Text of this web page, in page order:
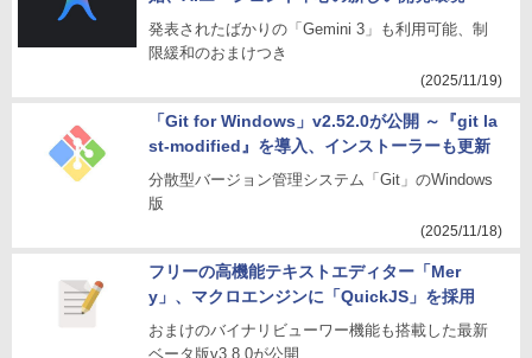
発表されたばかりの「Gemini 3」も利用可能、制
限緩和のおまけつき
(2025/11/19)
「Git for Windows」v2.52.0が公開 ～『git la
st-modified』を導入、インストーラーも更新
分散型バージョン管理システム「Git」のWindows
版
(2025/11/18)
フリーの高機能テキストエディター「Mer
y」、マクロエンジンに「QuickJS」を採用
おまけのバイナリビューワー機能も搭載した最新
ベータ版v3.8.0が公開